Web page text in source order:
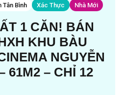
Tân Bình Xác Thực Nhà Mới
1 CĂN! BÁN
KHU BÀU
NGUYỄN
61M2 – CHỈ 12